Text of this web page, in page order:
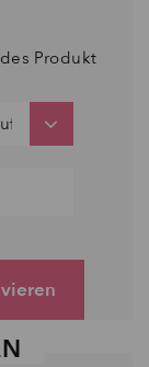
Produkt